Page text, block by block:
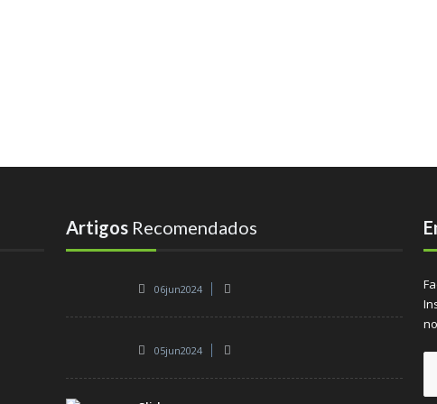
Artigos Recomendados
06jun2024
05jun2024